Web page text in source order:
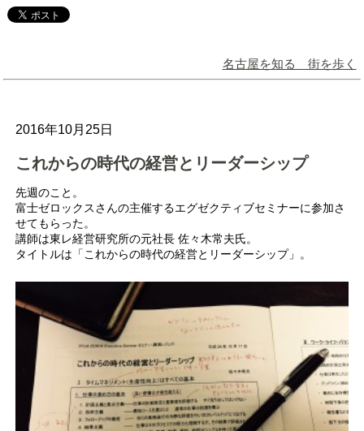
名古屋を知る 街を歩く
2016年10月25日
これからの時代の経営とリーダーシップ
先週のこと。
富士ゼロックスさんの主催するエグゼクティブセミナーに参加さ
せてもらった。
講師は東レ経営研究所の元社長 佐々木常夫氏。
タイトルは「これからの時代の経営とリーダーシップ」。